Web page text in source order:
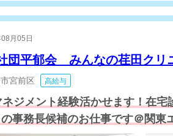
月05日
団平郁会 みんなの荏田クリ
宮前区 高給与
ネジメント経験活かせます！在
事務長候補のお仕事です＠関東